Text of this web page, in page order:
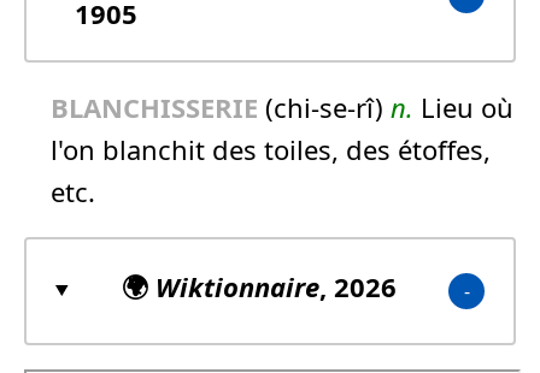
1905
BLANCHISSERIE (chi-se-rî) n. Lieu où
l'on blanchit des toiles, des étoffes,
etc.
🌍 Wiktionnaire, 2026